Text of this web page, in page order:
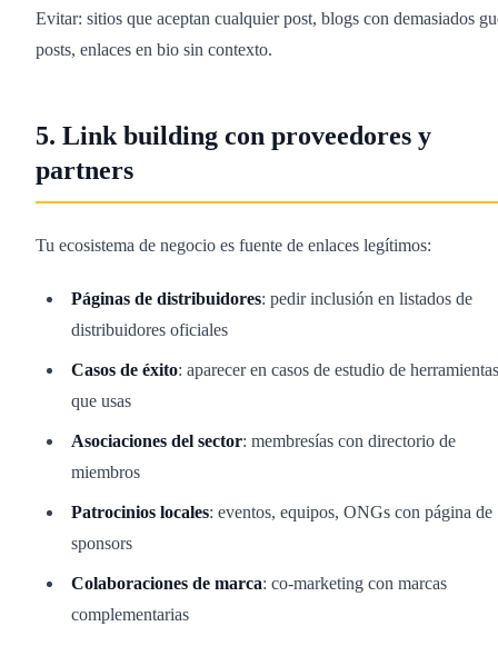
Evitar: sitios que aceptan cualquier post, blogs con demasiados
posts, enlaces en bio sin contexto.
5. Link building con proveedores y
partners
Tu ecosistema de negocio es fuente de enlaces legítimos:
Páginas de distribuidores: pedir inclusión en listados de
distribuidores oficiales
Casos de éxito: aparecer en casos de estudio de herramientas
que usas
Asociaciones del sector: membresías con directorio de
miembros
Patrocinios locales: eventos, equipos, ONGs con página de
sponsors
Colaboraciones de marca: co-marketing con marcas
complementarias